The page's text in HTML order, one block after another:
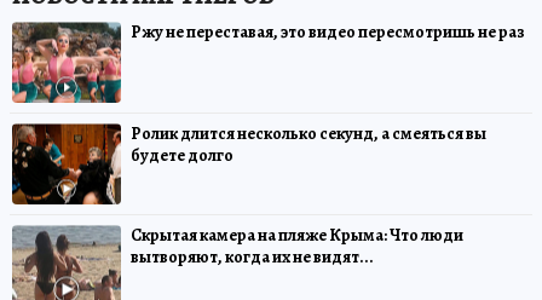
Ржу не переставая, это видео пересмотришь не раз
Ролик длится несколько секунд, а смеяться вы
будете долго
Скрытая камера на пляже Крыма: Что люди
вытворяют, когда их не видят...